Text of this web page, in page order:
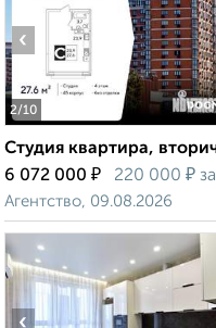
2/10
‹
Студия квартира,
6 072 000 ₽ 220 000 ₽
Агентство, 09.08.2026
‹